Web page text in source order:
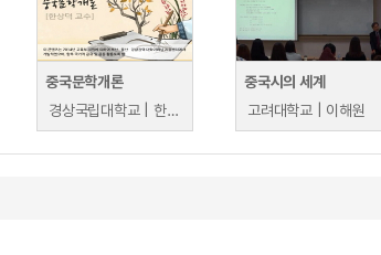
중국문학개론
경상국립대학교 | 한상덕
중국시의 세계
고려대학교 | 이해원